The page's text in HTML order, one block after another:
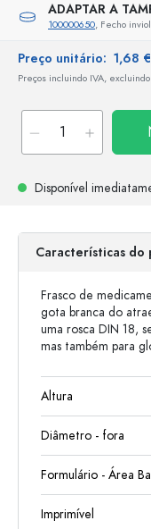
ADAPTAR A
100000650, Fecho
Preço unitário: 1,68 €
Preços incluindo IVA,
Disponível
Características do
Frasco de
gota branca do
uma rosca DIN 18,
mas também para
Altura
Diâmetro - fora
Formulário - Área
Imprimível